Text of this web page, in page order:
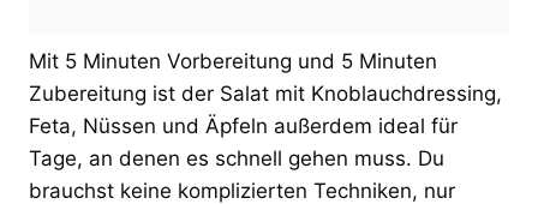
Mit 5 Minuten Vorbereitung und 5 Minuten
Zubereitung ist der Salat mit Knoblauchdressing,
Feta, Nüssen und Äpfeln außerdem ideal für
Tage, an denen es schnell gehen muss. Du
brauchst keine komplizierten Techniken, nur